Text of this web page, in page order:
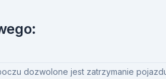
dozwolone jest zatrzymanie